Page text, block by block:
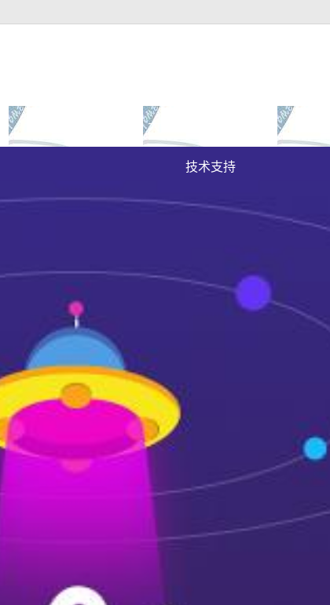
大富豪官方下载地址的
技术支持